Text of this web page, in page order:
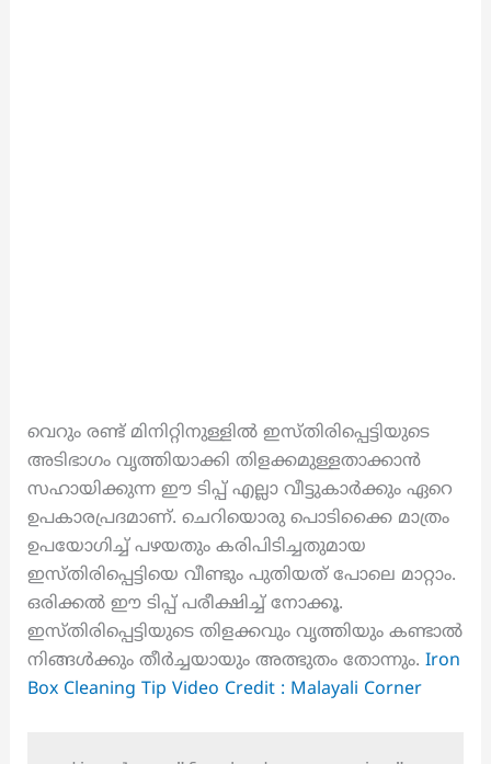
വെറും രണ്ട് മിനിറ്റിനുള്ളിൽ ഇസ്തിരിപ്പെട്ടിയുടെ
അടിഭാഗം വൃത്തിയാക്കി തിളക്കമുള്ളതാക്കാൻ
സഹായിക്കുന്ന ഈ ടിപ്പ് എല്ലാ വീട്ടുകാർക്കും ഏറെ
ഉപകാരപ്രദമാണ്. ചെറിയൊരു പൊടിക്കൈ മാത്രം
ഉപയോഗിച്ച് പഴയതും കരിപിടിച്ചതുമായ
ഇസ്തിരിപ്പെട്ടിയെ വീണ്ടും പുതിയത് പോലെ മാറ്റാം.
ഒരിക്കൽ ഈ ടിപ്പ് പരീക്ഷിച്ച് നോക്കൂ.
ഇസ്തിരിപ്പെട്ടിയുടെ തിളക്കവും വൃത്തിയും കണ്ടാൽ
നിങ്ങൾക്കും തീർച്ചയായും അത്ഭുതം തോന്നും. Iron
Box Cleaning Tip Video Credit : Malayali Corner